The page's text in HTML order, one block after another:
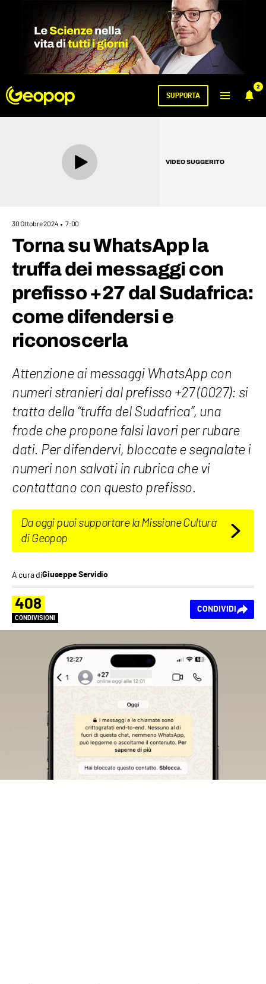
2
SUPPORTA
VIDEO SUGGERITO
30 Ottobre 2024 7:00
Torna su WhatsApp la
truffa dei messaggi con
prefisso +27 dal Sudafrica:
come difendersi e
riconoscerla
Attenzione ai messaggi WhatsApp con
numeri stranieri dal prefisso +27 (0027): si
tratta della “truffa del Sudafrica”, una
frode che propone falsi lavori per rubare
dati. Per difendervi, bloccate e segnalate i
numeri non salvati in rubrica che vi
contattano con questo prefisso.
Da oggi puoi supportare la Missione Cultura
di Geopop
A cura diGiuseppe Servidio
408
CONDIVISIONI
CONDIVIDI